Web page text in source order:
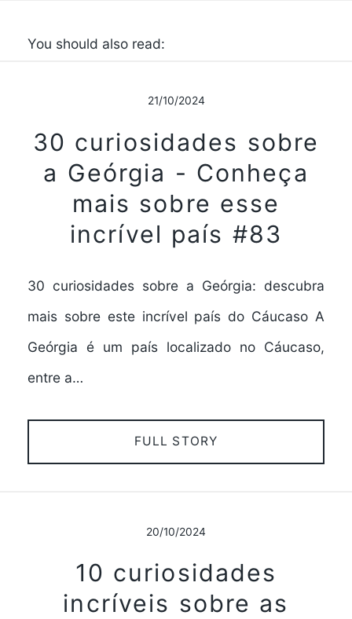
You should also read:
21/10/2024
30 curiosidades sobre
a Geórgia - Conheça
mais sobre esse
incrível país #83
30 curiosidades sobre a Geórgia: descubra
mais sobre este incrível país do Cáucaso A
Geórgia é um país localizado no Cáucaso,
entre a…
FULL STORY
20/10/2024
10 curiosidades
incríveis sobre as